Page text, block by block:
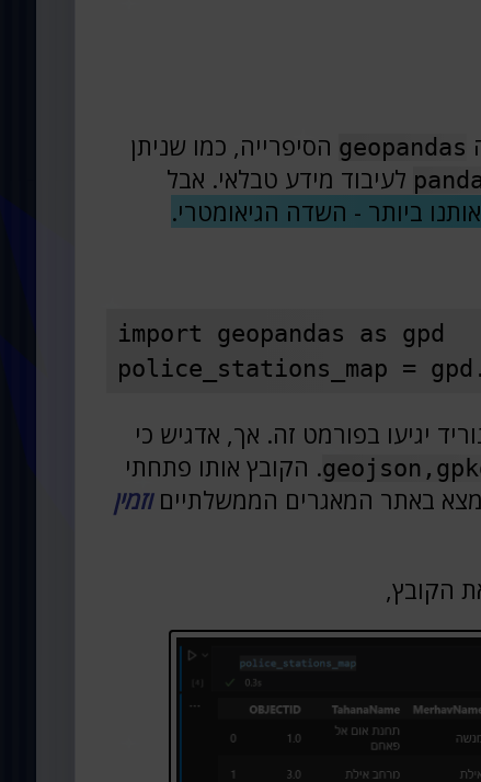
geopandas הסיפרייה, כמו שניתן
לעיבוד מידע טבלאי. אבל
ביותר - השדה הגיאומטרי.
import geopandas as gpd
police_stations_map =
יגיעו בפורמט זה. אך, אדגיש כי
. הקובץ אותו פתחתי
באתר המאגרים הממשלתייםוזמין
הקובץ,